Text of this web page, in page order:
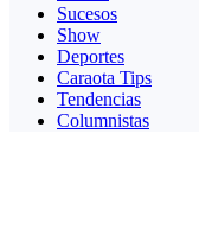
Sucesos
Show
Deportes
Caraota Tips
Tendencias
Columnistas